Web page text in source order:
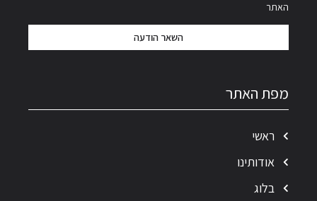
האתר
השאר הודעה
מפת האתר
ראשי
אודותינו
בלוג